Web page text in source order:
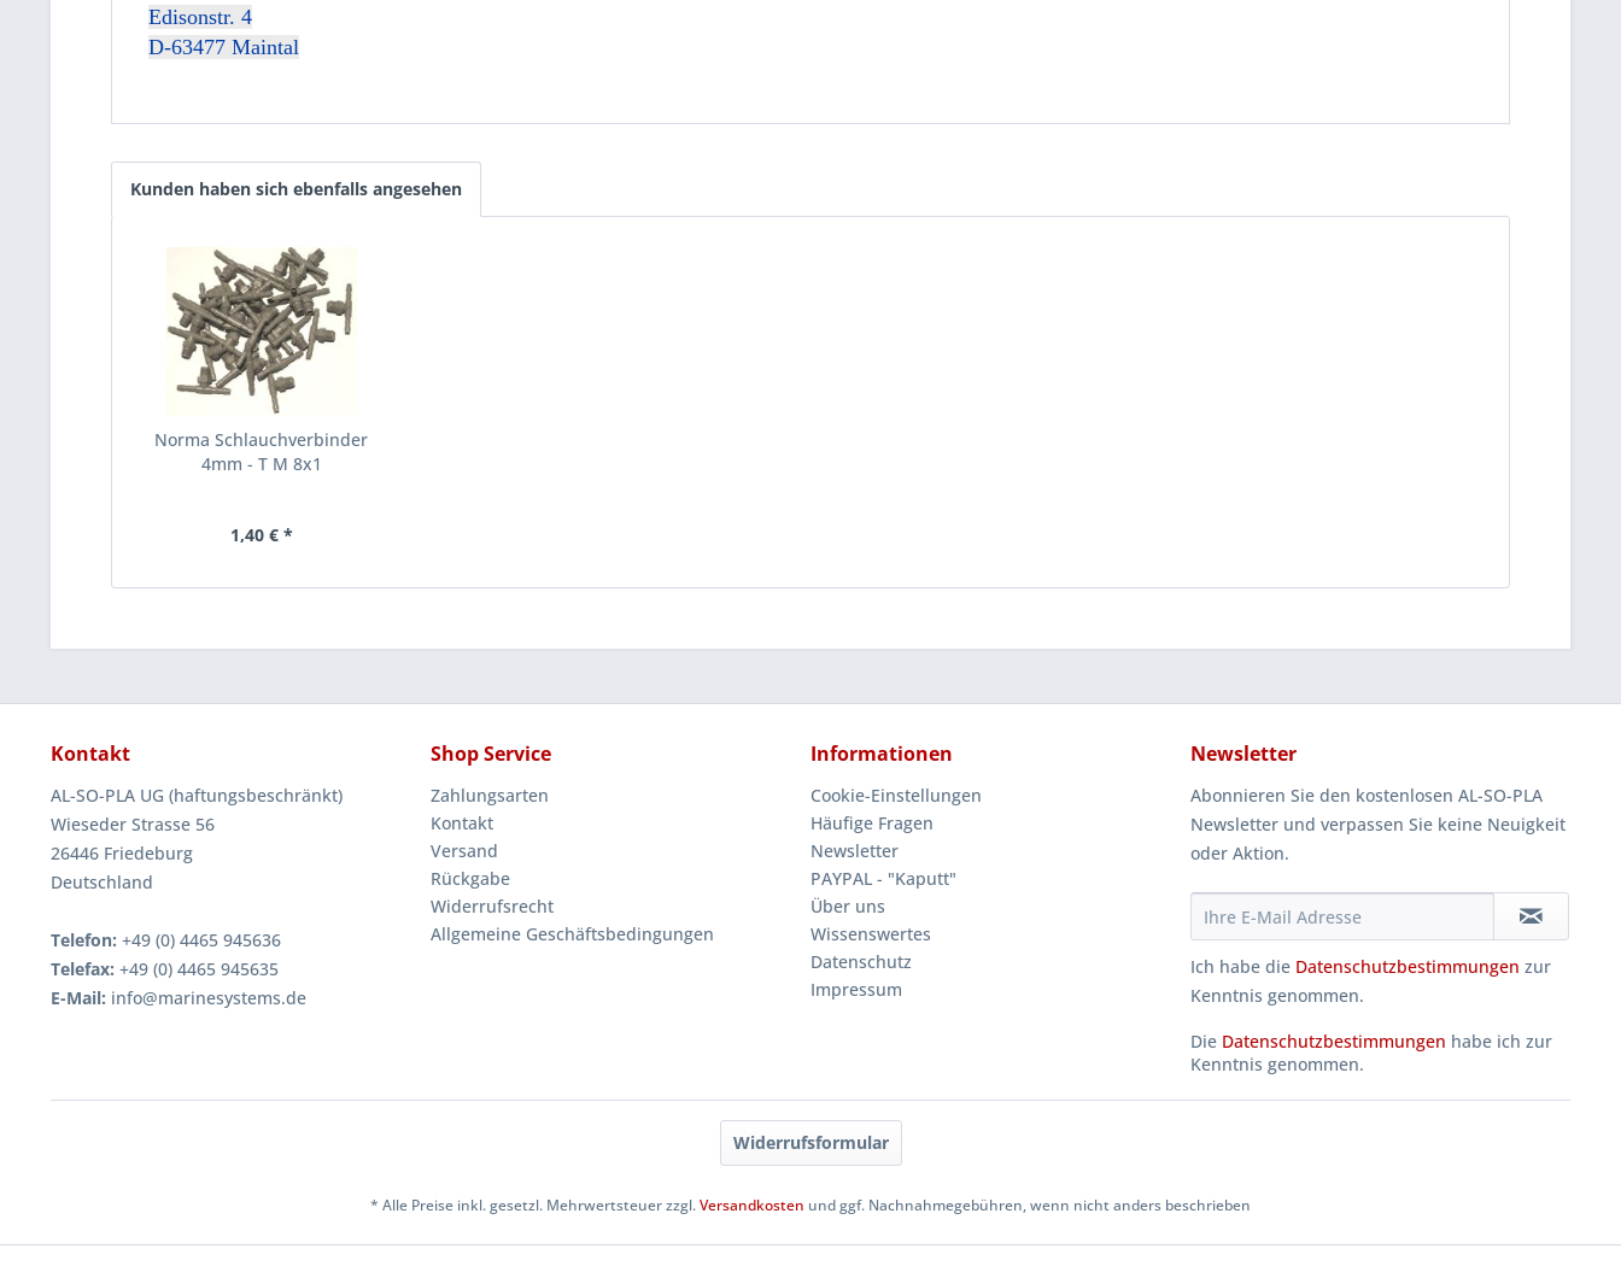
Edisonstr. 4
D-63477 Maintal
Kunden haben sich ebenfalls angesehen
Norma Schlauchverbinder
4mm - T M 8x1
1,40 € *
Kontakt
AL-SO-PLA UG (haftungsbeschränkt)
Wieseder Strasse 56
26446 Friedeburg
Deutschland
Telefon: +49 (0) 4465 945636
Telefax: +49 (0) 4465 945635
E-Mail: info@marinesystems.de
Shop Service
Zahlungsarten
Kontakt
Versand
Rückgabe
Widerrufsrecht
Allgemeine Geschäftsbedingungen
Informationen
Cookie-Einstellungen
Häufige Fragen
Newsletter
PAYPAL - "Kaputt"
Über uns
Wissenswertes
Datenschutz
Impressum
Newsletter
Abonnieren Sie den kostenlosen AL-SO-PLA
Newsletter und verpassen Sie keine Neuigkeit
oder Aktion.
Ich habe die Datenschutzbestimmungen zur
Kenntnis genommen.
Die Datenschutzbestimmungen habe ich zur
Kenntnis genommen.
Widerrufsformular
* Alle Preise inkl. gesetzl. Mehrwertsteuer zzgl.Versandkosten und ggf. Nachnahmegebühren, wenn nicht anders beschrieben